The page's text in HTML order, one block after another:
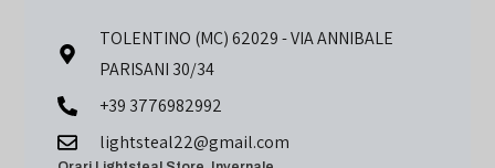
TOLENTINO (MC) 62029 - VIA ANNIBALE
PARISANI 30/34
+39 3776982992
lightsteal22@gmail.com